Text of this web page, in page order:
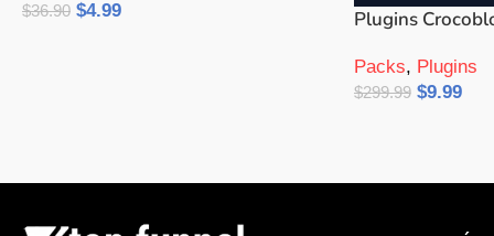
$36.90 $4.99 Plugins
Packs, Plugins
$299.99 $9.99